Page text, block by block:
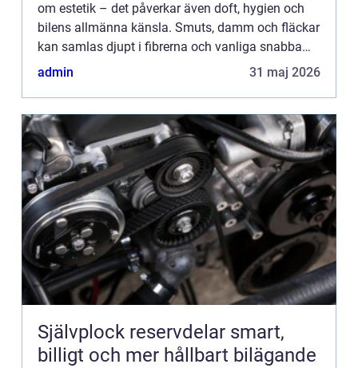
om estetik – det påverkar även doft, hygien och
bilens allmänna känsla. Smuts, damm och fläckar
kan samlas djupt i fibrerna och vanliga snabba
dammsugningar r&au...
admin 31 maj 2026
Självplock reservdelar smart,
billigt och mer hållbart bilägande